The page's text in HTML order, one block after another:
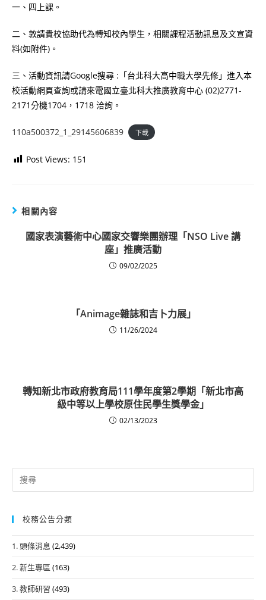
一、四上課。
二、敦請貴校協助代為轉知校內學生，相關課程活動訊息及文宣資
料(如附件)。
三、活動資訊請Google搜尋 :「台北科大高中職大學先修」進入本
校活動網頁查詢或請來電國立臺北科大推廣教育中心 (02)2771-
2171分機1704，1718 洽詢。
110a500372_1_29145606839 下載
Post Views: 151
相關內容
國家表演藝術中心國家交響樂團辦理「NSO Live 講
座」推廣活動
09/02/2025
「Animage雜誌和吉卜力展」
11/26/2024
轉知新北市政府教育局111學年度第2學期「新北市高
級中等以上學校原住民學生獎學金」
02/13/2023
Search
for:
校務公告分類
1. 頭條消息 (2,439)
2. 新生專區 (163)
3. 教師研習 (493)